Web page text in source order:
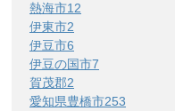
熱海市12
伊東市2
伊豆市6
伊豆の国市7
賀茂郡2
愛知県豊橋市253